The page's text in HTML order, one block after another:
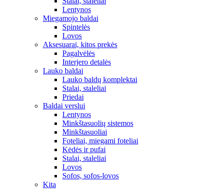
Lentynos
Miegamojo baldai
Spintelės
Lovos
Aksesuarai, kitos prekės
Pagalvėlės
Interjero detalės
Lauko baldai
Lauko baldų komplektai
Stalai, staleliai
Priedai
Baldai verslui
Lentynos
Minkštasuolių sistemos
Minkštasuoliai
Foteliai, miegami foteliai
Kėdės ir pufai
Stalai, staleliai
Lovos
Sofos, sofos-lovos
Kita